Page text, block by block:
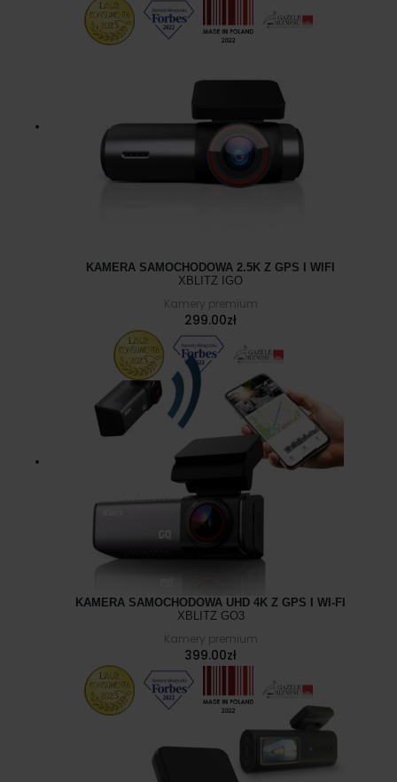
wynosiła:
999.00zł.
wynosi:
KAMERA SAMOCHODOWA 2.5K Z GPS I WIFI
XBLITZ IGO
Kamery premium
299.00zł
KAMERA SAMOCHODOWA UHD 4K Z GPS I WI-FI
XBLITZ GO3
Kamery premium
399.00zł